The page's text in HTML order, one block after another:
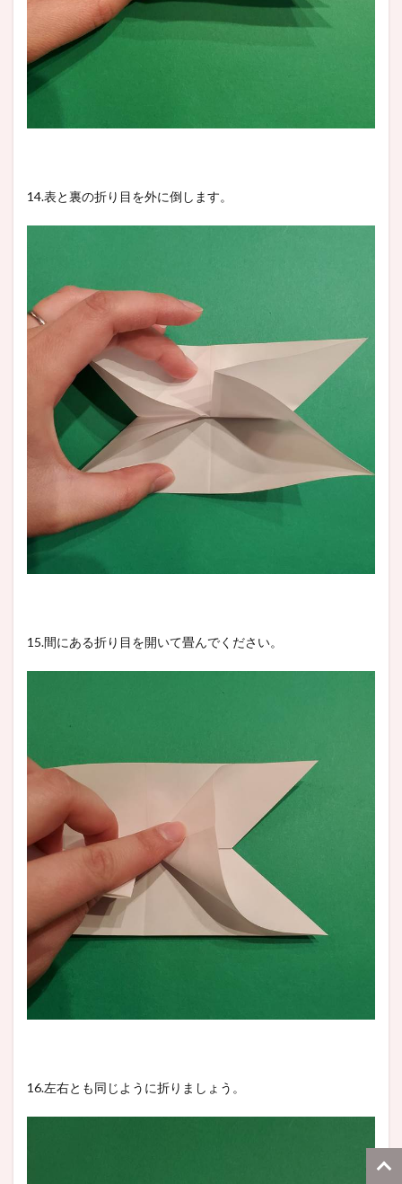
14.表と裏の折り目を外に倒します。
15.間にある折り目を開いて畳んでください。
16.左右とも同じように折りましょう。